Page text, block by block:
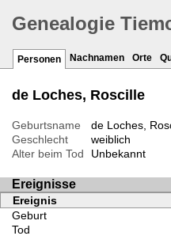
Genealogie
Personen Nachnamen Orte
de Loches, Roscille
Geburtsname
de Loches,
Geschlecht
weiblich
Alter beim Tod
Unbekannt
Ereignisse
Ereignis
Geburt
Tod